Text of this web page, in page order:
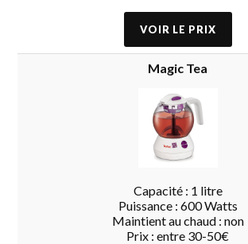
Magic Tea
Capacité : 1 litre
Puissance : 600 Watts
Maintient au chaud : non
Prix : entre 30-50€